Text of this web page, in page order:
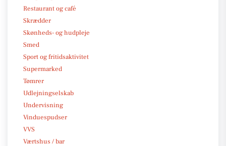
Restaurant og café
Skrædder
Skønheds- og hudpleje
Smed
Sport og fritidsaktivitet
Supermarked
Tømrer
Udlejningselskab
Undervisning
Vinduespudser
VVS
Værtshus / bar